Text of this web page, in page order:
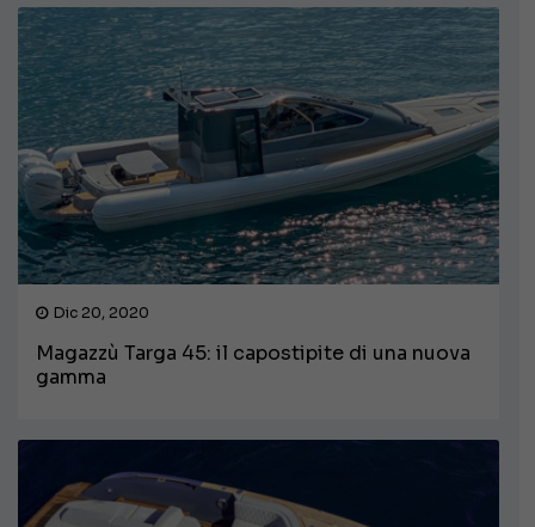
Dic 20, 2020
Magazzù Targa 45: il capostipite di una nuova
gamma